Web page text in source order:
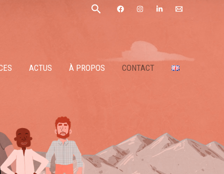
Rechercher
ACTUS À PROPOS CONTACT